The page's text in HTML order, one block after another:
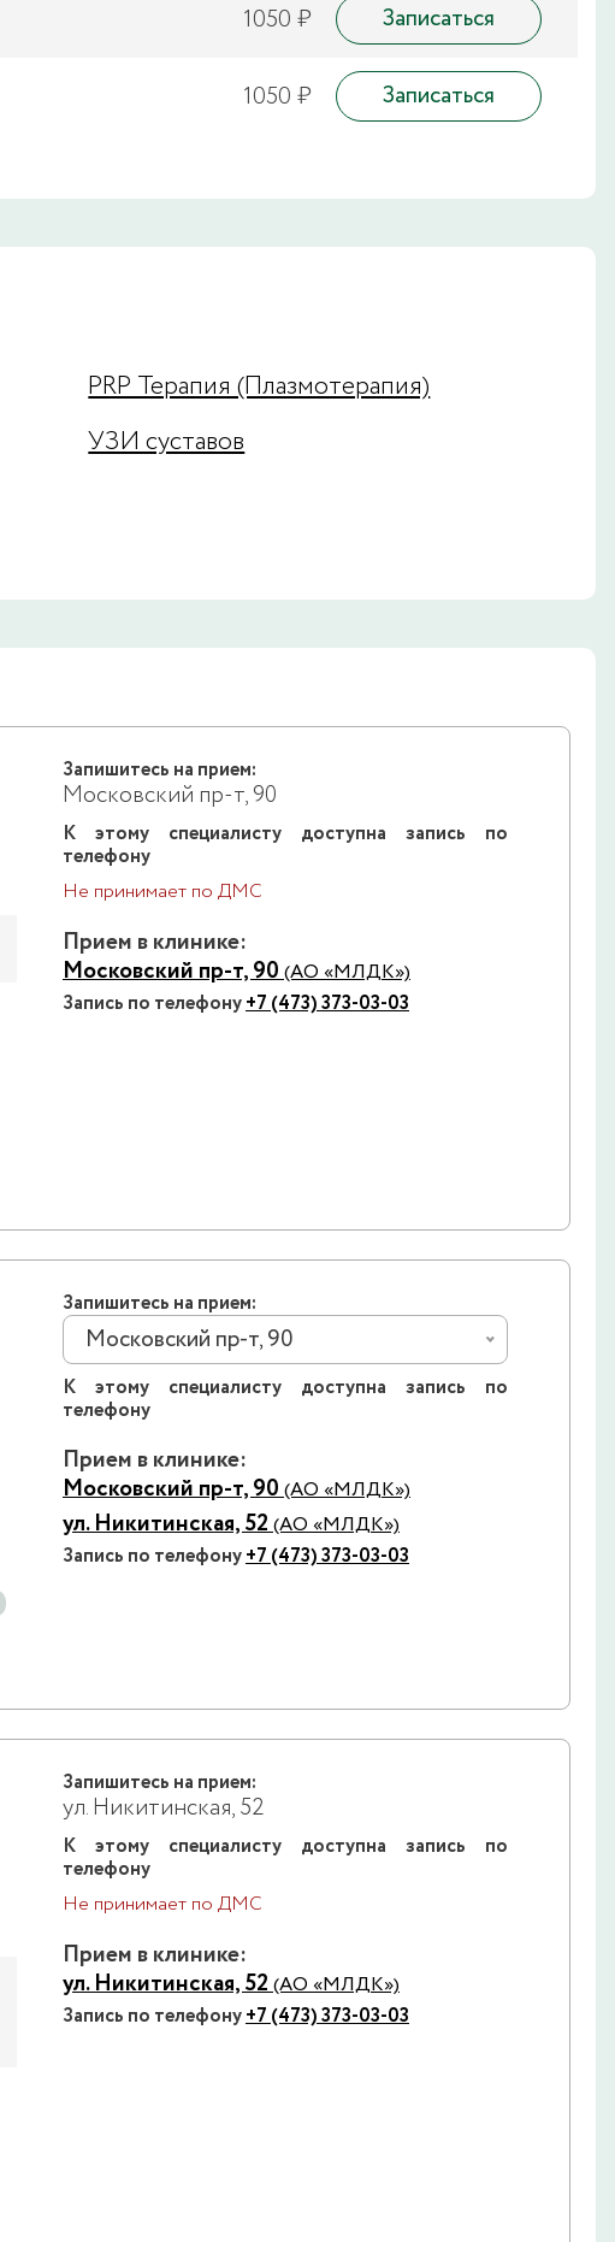
1050 ₽ Записаться
1050 ₽ Записаться
PRP Терапия (Плазмотерапия)
УЗИ суставов
Запишитесь на прием:
Московский пр-т, 90
К этому специалисту доступна запись по
телефону
Не принимает по ДМС
Прием в клинике:
Московский пр-т, 90(АО «МЛДК»)
Запись по телефону+7 (473) 373-03-03
Запишитесь на прием:
Московский пр-т, 90
К этому специалисту доступна запись по
телефону
Прием в клинике:
Московский пр-т, 90(АО «МЛДК»)
ул. Никитинская, 52(АО «МЛДК»)
Запись по телефону+7 (473) 373-03-03
Запишитесь на прием:
ул. Никитинская, 52
К этому специалисту доступна запись по
телефону
Не принимает по ДМС
Прием в клинике:
ул. Никитинская, 52(АО «МЛДК»)
Запись по телефону+7 (473) 373-03-03